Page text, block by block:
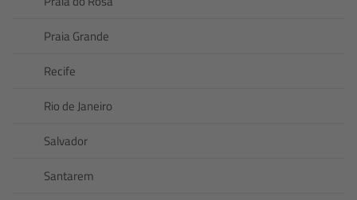
Praia Grande
Recife
Rio de Janeiro
Salvador
Santarem